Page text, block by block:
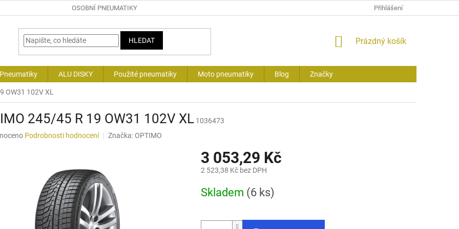
OSOBNÍ PNEUMATIKY Přihlášení
HLEDAT
NÁKUPNÍ
Prázdný košík
ALU DISKY Použité pneumatiky Moto pneumatiky Blog Značky
OW31 102V XL
245/45 R 19 OW31 102V XL 1036473
Podrobnosti hodnocení Značka: OPTIMO
3 053,29 Kč
2 523,38 Kč bez DPH
cena:
Skladem (6 ks)